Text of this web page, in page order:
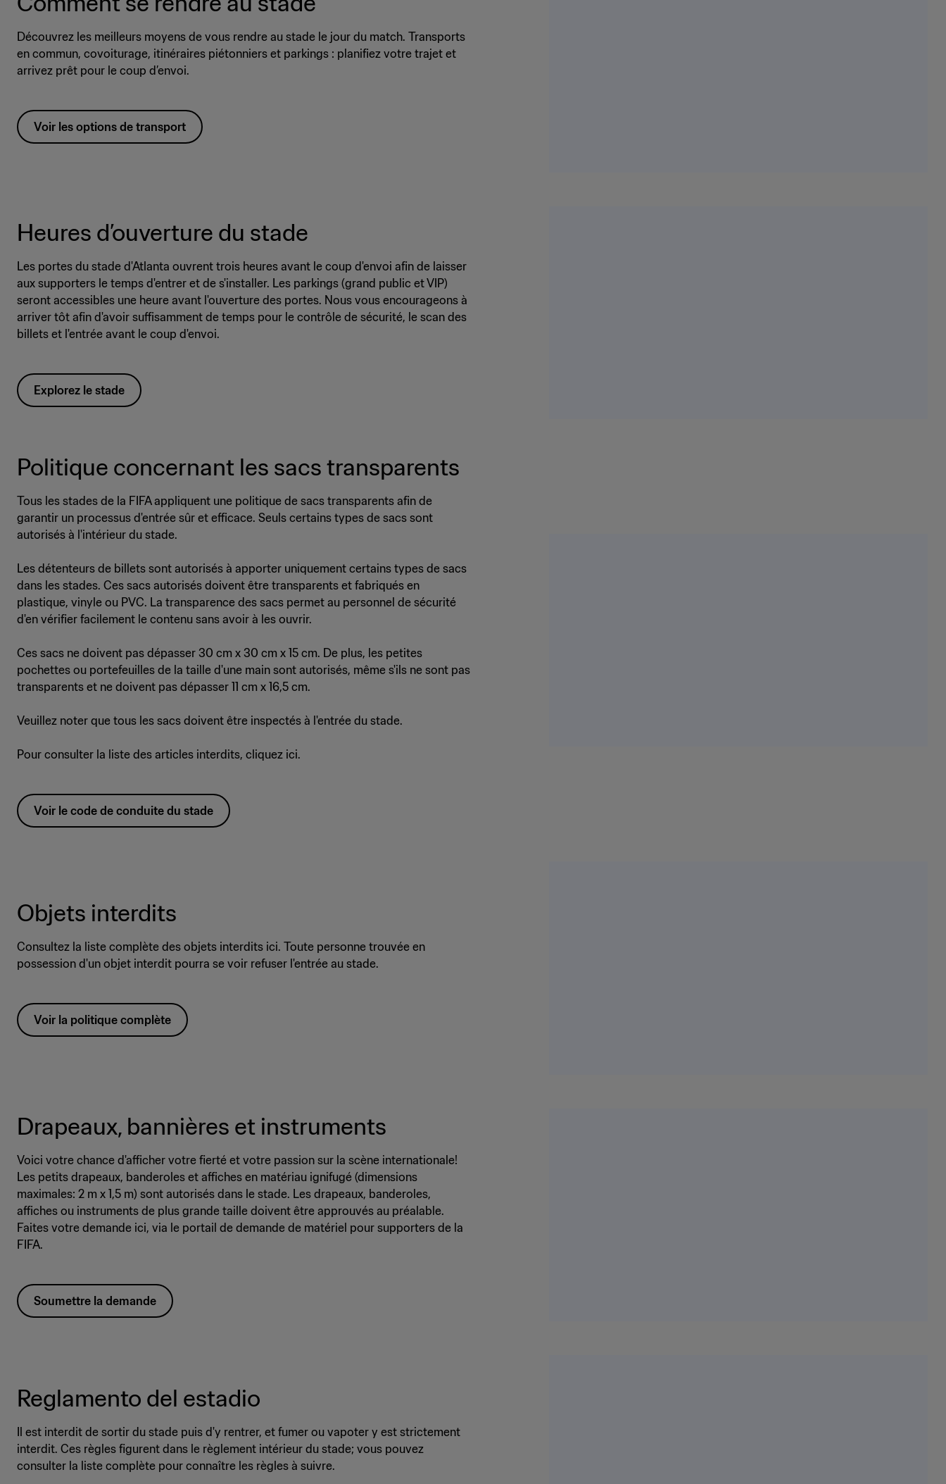
Découvrez les meilleurs moyens de vous rendre au stade le jour du match. Transports
en commun, covoiturage, itinéraires piétonniers et parkings : planifiez votre trajet et
arrivez prêt pour le coup d’envoi.
Voir les options de transport
Heures d’ouverture du stade
Les portes du stade d'Atlanta ouvrent trois heures avant le coup d'envoi afin de laisser
aux supporters le temps d'entrer et de s'installer. Les parkings (grand public et VIP)
seront accessibles une heure avant l'ouverture des portes. Nous vous encourageons à
arriver tôt afin d'avoir suffisamment de temps pour le contrôle de sécurité, le scan des
billets et l'entrée avant le coup d'envoi.
Explorez le stade
Politique concernant les sacs transparents
Tous les stades de la FIFA appliquent une politique de sacs transparents afin de
garantir un processus d'entrée sûr et efficace. Seuls certains types de sacs sont
autorisés à l'intérieur du stade.
Les détenteurs de billets sont autorisés à apporter uniquement certains types de sacs
dans les stades. Ces sacs autorisés doivent être transparents et fabriqués en
plastique, vinyle ou PVC. La transparence des sacs permet au personnel de sécurité
d'en vérifier facilement le contenu sans avoir à les ouvrir.
Ces sacs ne doivent pas dépasser 30 cm x 30 cm x 15 cm. De plus, les petites
pochettes ou portefeuilles de la taille d'une main sont autorisés, même s'ils ne sont pas
transparents et ne doivent pas dépasser 11 cm x 16,5 cm.
Veuillez noter que tous les sacs doivent être inspectés à l'entrée du stade.
Pour consulter la liste des articles interdits, cliquez ici.
Voir le code de conduite du stade
Objets interdits
Consultez la liste complète des objets interdits ici. Toute personne trouvée en
possession d'un objet interdit pourra se voir refuser l'entrée au stade.
Voir la politique complète
Drapeaux, bannières et instruments
Voici votre chance d'afficher votre fierté et votre passion sur la scène internationale!
Les petits drapeaux, banderoles et affiches en matériau ignifugé (dimensions
maximales: 2 m x 1,5 m) sont autorisés dans le stade. Les drapeaux, banderoles,
affiches ou instruments de plus grande taille doivent être approuvés au préalable.
Faites votre demande ici, via le portail de demande de matériel pour supporters de la
FIFA.
Soumettre la demande
Reglamento del estadio
Il est interdit de sortir du stade puis d'y rentrer, et fumer ou vapoter y est strictement
interdit. Ces règles figurent dans le règlement intérieur du stade; vous pouvez
consulter la liste complète pour connaître les règles à suivre.